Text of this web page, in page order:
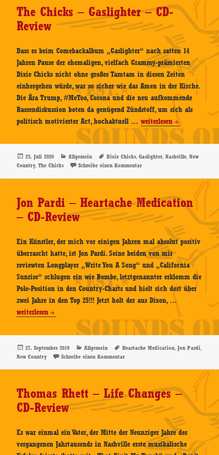
The Chicks – Gaslighter – CD-
Review
Dass es beim Comebackalbum „Gaslighter“ nach satten 14
Jahren Pause der ehemaligen, vielfach Grammy-prämierten
Dixie Chicks nicht ohne großes Tamtam in diesen Zeiten
einhergehen würde, war so sicher wie das Amen in der Kirche.
Die Ära Trump, #MeToo, Corona und die neu aufkommende
Rassendiskussion boten da genügend Zündstoff, um sich als
politisch motivierter Act, hochaktuell …The
Chicks
–
Gaslighter
–
CD-
weiterlesen
Veröffentlicht
am
25. Juli 2020 Kategorien
Allgemein Schlagwörter
Dixie Chicks,Gaslighter,Nashville,New
Country,The Chicks Schreibe einen Kommentarzu The Chicks – Gaslighter –
Jon Pardi – Heartache Medication
– CD-Review
Ein Künstler, der mich vor einigen Jahren mal absolut positiv
überrascht hatte, ist Jon Pardi. Seine beiden von mir
reviewten Longplayer „Write You A Song“ und „California
Sunrise“ schlugen ein wie Bombe, letztgenannter erklomm die
Pole-Position in den Country-Charts und hielt sich dort über
zwei Jahre in den Top 25!!! Jetzt holt der aus Dixon, …
–
Heartache
Medication
CD-
weiterlesen
Veröffentlicht
am
27. September 2019 Kategorien
Allgemein Schlagwörter
Heartache Medication,Jon Pardi,
New Country Schreibe einen Kommentarzu Jon Pardi – Heartache Medication –
Thomas Rhett – Life Changes –
CD-Review
Es war einmal ein Vater, der Mitte der Neunziger Jahre des
vergangenen Jahrtausends in Nashville erste musikalische